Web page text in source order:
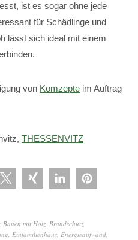
ist es sogar ohne jede
für Schädlinge und
lässt sich ideal mit einem
von Komzepte im Auftrag
THESSENVITZ
, Bauen mit Holz, Brandschutz,
, Einfamilienhaus, Energieaufwand,